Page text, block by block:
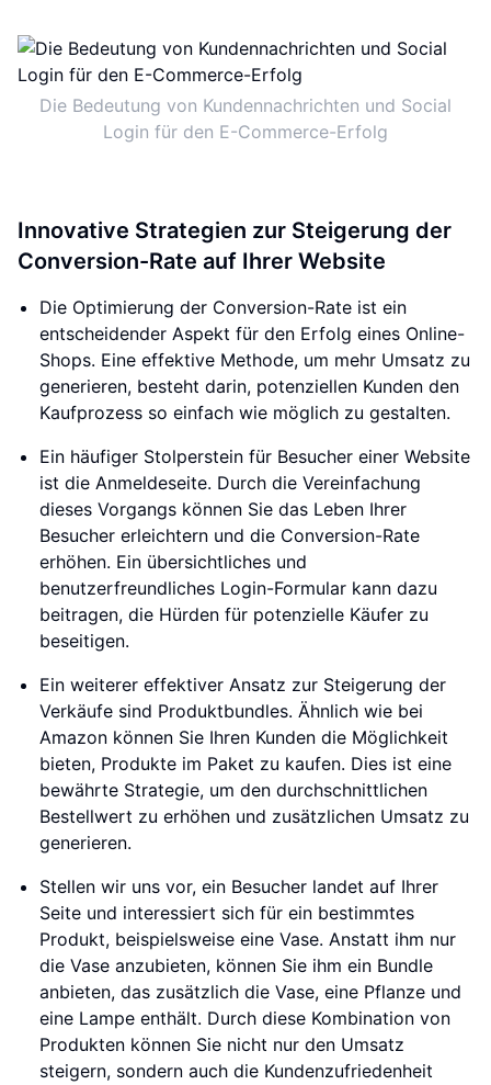
Die Bedeutung von Kundennachrichten und Social
Login für den E-Commerce-Erfolg
Innovative Strategien zur Steigerung der
Conversion-Rate auf Ihrer Website
Die Optimierung der Conversion-Rate ist ein
entscheidender Aspekt für den Erfolg eines Online-
Shops. Eine effektive Methode, um mehr Umsatz zu
generieren, besteht darin, potenziellen Kunden den
Kaufprozess so einfach wie möglich zu gestalten.
Ein häufiger Stolperstein für Besucher einer Website
ist die Anmeldeseite. Durch die Vereinfachung
dieses Vorgangs können Sie das Leben Ihrer
Besucher erleichtern und die Conversion-Rate
erhöhen. Ein übersichtliches und
benutzerfreundliches Login-Formular kann dazu
beitragen, die Hürden für potenzielle Käufer zu
beseitigen.
Ein weiterer effektiver Ansatz zur Steigerung der
Verkäufe sind Produktbundles. Ähnlich wie bei
Amazon können Sie Ihren Kunden die Möglichkeit
bieten, Produkte im Paket zu kaufen. Dies ist eine
bewährte Strategie, um den durchschnittlichen
Bestellwert zu erhöhen und zusätzlichen Umsatz zu
generieren.
Stellen wir uns vor, ein Besucher landet auf Ihrer
Seite und interessiert sich für ein bestimmtes
Produkt, beispielsweise eine Vase. Anstatt ihm nur
die Vase anzubieten, können Sie ihm ein Bundle
anbieten, das zusätzlich die Vase, eine Pflanze und
eine Lampe enthält. Durch diese Kombination von
Produkten können Sie nicht nur den Umsatz
steigern, sondern auch die Kundenzufriedenheit